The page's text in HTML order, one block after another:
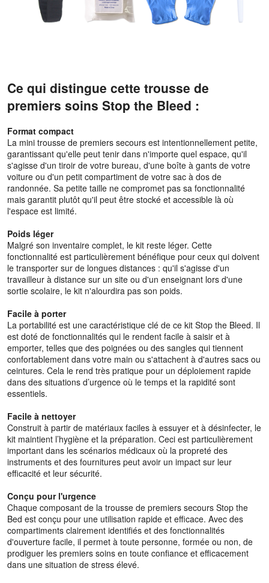
Ce qui distingue cette trousse de
premiers soins Stop the Bleed :
Format compact
La mini trousse de premiers secours est intentionnellement petite,
garantissant qu'elle peut tenir dans n'importe quel espace, qu'il
s'agisse d'un tiroir de votre bureau, d'une boîte à gants de votre
voiture ou d'un petit compartiment de votre sac à dos de
randonnée. Sa petite taille ne compromet pas sa fonctionnalité
mais garantit plutôt qu'il peut être stocké et accessible là où
l'espace est limité.
Poids léger
Malgré son inventaire complet, le kit reste léger. Cette
fonctionnalité est particulièrement bénéfique pour ceux qui doivent
le transporter sur de longues distances : qu'il s'agisse d'un
travailleur à distance sur un site ou d'un enseignant lors d'une
sortie scolaire, le kit n'alourdira pas son poids.
Facile à porter
La portabilité est une caractéristique clé de ce kit Stop the Bleed. Il
est doté de fonctionnalités qui le rendent facile à saisir et à
emporter, telles que des poignées ou des sangles qui tiennent
confortablement dans votre main ou s'attachent à d'autres sacs ou
ceintures. Cela le rend très pratique pour un déploiement rapide
dans des situations d’urgence où le temps et la rapidité sont
essentiels.
Facile à nettoyer
Construit à partir de matériaux faciles à essuyer et à désinfecter, le
kit maintient l’hygiène et la préparation. Ceci est particulièrement
important dans les scénarios médicaux où la propreté des
instruments et des fournitures peut avoir un impact sur leur
efficacité et leur sécurité.
Conçu pour l'urgence
Chaque composant de la trousse de premiers secours Stop the
Bed est conçu pour une utilisation rapide et efficace. Avec des
compartiments clairement identifiés et des fonctionnalités
d'ouverture facile, il permet à toute personne, formée ou non, de
prodiguer les premiers soins en toute confiance et efficacement
dans une situation de stress élevé.